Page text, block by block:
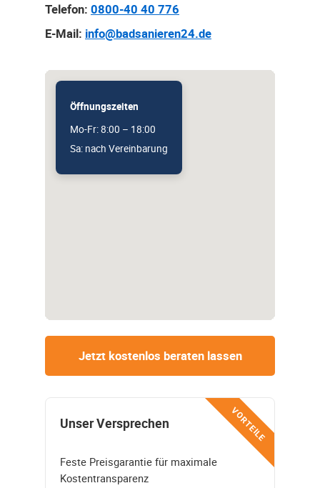
Telefon: 0800-40 40 776
E-Mail: info@badsanieren24.de
Öffnungszeiten
Mo-Fr: 8:00 – 18:00
Sa: nach Vereinbarung
Jetzt kostenlos beraten lassen
VORTEILE
Unser Versprechen
Feste Preisgarantie für maximale
Kostentransparenz